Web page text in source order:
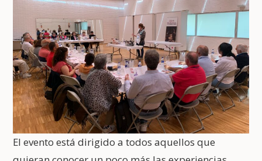
El evento está dirigido a todos aquellos que